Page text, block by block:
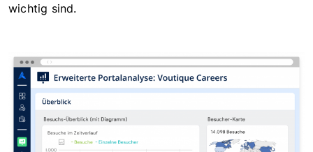
wichtig sind.